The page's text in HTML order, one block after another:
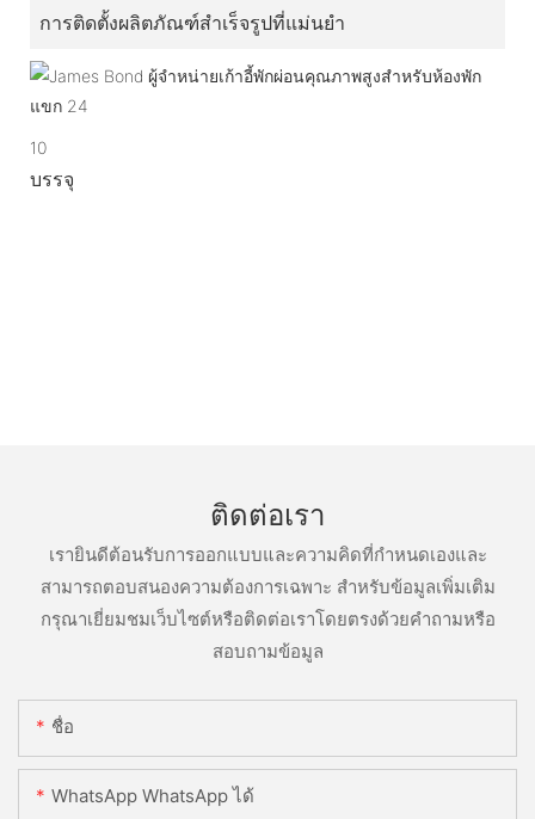
การติดตั้งผลิตภัณฑ์สำเร็จรูปที่แม่นยำ
10
บรรจุ
ติดต่อเรา
เรายินดีต้อนรับการออกแบบและความคิดที่กำหนดเองและ
สามารถตอบสนองความต้องการเฉพาะ สำหรับข้อมูลเพิ่มเติม
กรุณาเยี่ยมชมเว็บไซต์หรือติดต่อเราโดยตรงด้วยคำถามหรือ
สอบถามข้อมูล
ชื่อ
WhatsApp WhatsApp ได้